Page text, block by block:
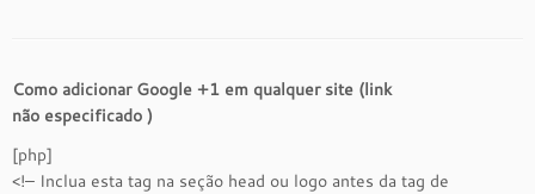
Como adicionar Google +1 em qualquer site (link
não especificado )
[php]
<!– Inclua esta tag na seção head ou logo antes da tag de